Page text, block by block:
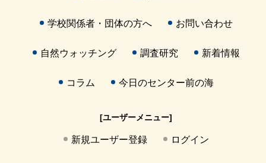
学校関係者・団体の方へ お問い合わせ
自然ウォッチング 調査研究 新着情報
コラム 今日のセンター前の海
[ユーザーメニュー]
新規ユーザー登録 ログイン